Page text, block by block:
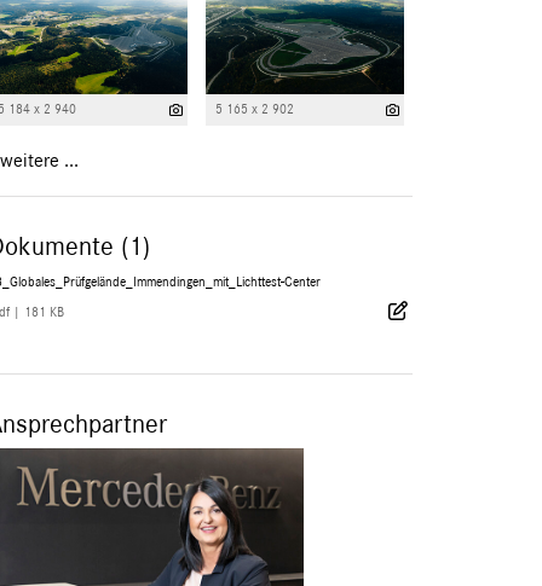
184 x 2 940 5 165 x 2 902
weitere ...
(1)
Center
181 KB